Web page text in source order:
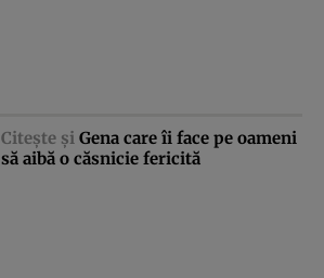
Citeşte şi Gena care îi face pe oameni
să aibă o căsnicie fericită